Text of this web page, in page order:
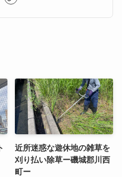
近所迷惑な遊休地の雑草を
刈り払い除草ー磯城郡川西
町ー